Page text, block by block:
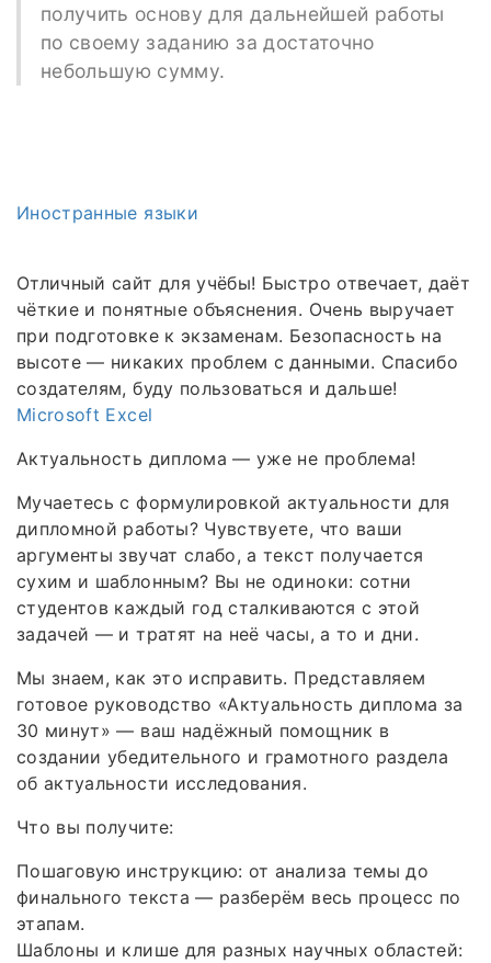
получить основу для дальнейшей работы
по своему заданию за достаточно
небольшую сумму.
Иностранные языки
Отличный сайт для учёбы! Быстро отвечает, даёт
чёткие и понятные объяснения. Очень выручает
при подготовке к экзаменам. Безопасность на
высоте — никаких проблем с данными. Спасибо
создателям, буду пользоваться и дальше!
Microsoft Excel
Актуальность диплома — уже не проблема!
Мучаетесь с формулировкой актуальности для
дипломной работы? Чувствуете, что ваши
аргументы звучат слабо, а текст получается
сухим и шаблонным? Вы не одиноки: сотни
студентов каждый год сталкиваются с этой
задачей — и тратят на неё часы, а то и дни.
Мы знаем, как это исправить. Представляем
готовое руководство «Актуальность диплома за
30 минут» — ваш надёжный помощник в
создании убедительного и грамотного раздела
об актуальности исследования.
Что вы получите:
Пошаговую инструкцию: от анализа темы до
финального текста — разберём весь процесс по
этапам.
Шаблоны и клише для разных научных областей: